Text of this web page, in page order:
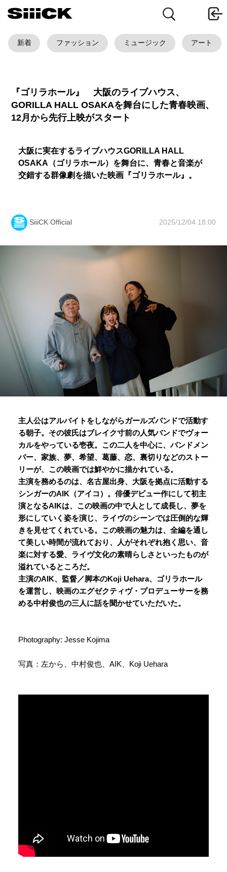
新着 ファッション ミュージック アート
『ゴリラホール』 大阪のライブハウス、
GORILLA HALL OSAKAを舞台にした青春映画、
12月から先行上映がスタート
⼤阪に実在するライブハウスGORILLA HALL
OSAKA（ゴリラホール）を舞台に、青春と音楽が
交錯する群像劇を描いた映画『ゴリラホール』。
SiiiCK Official 2025/12/04 18:00
主人公はアルバイトをしながらガールズバンドで活動す
る朝子。その彼氏はブレイク⼨前の⼈気バンドでヴォー
カルをやっている壱夜。この二人を中⼼に、バンドメン
バー、家族、夢、希望、葛藤、恋、裏切りなどのストー
リーが、この映画では鮮やかに描かれている。
主演を務めるのは、名古屋出身、大阪を拠点に活動する
シンガーのAIK（アイコ）。俳優デビュー作にして初主
演となるAIKは、この映画の中で人として成長し、夢を
形にしていく姿を演じ、ライヴのシーンでは圧倒的な輝
きを見せてくれている。この映画の魅力は、全編を通し
て美しい時間が流れており、人がそれぞれ抱く思い、音
楽に対する愛、ライヴ文化の素晴らしさといったものが
溢れているところだ。
主演のAIK、監督／脚本のKoji Uehara、ゴリラホール
を運営し、映画のエグゼクティヴ・プロデューサーを務
める中村俊也の三人に話を聞かせていただいた。
Photography: Jesse Kojima
写真：左から、中村俊也、AIK、Koji Uehara